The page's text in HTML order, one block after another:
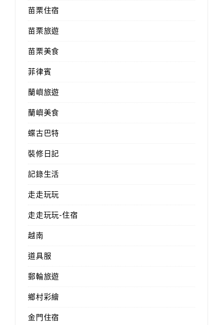
苗栗住宿
苗栗旅遊
苗栗美食
菲律賓
蘭嶼旅遊
蘭嶼美食
蝶古巴特
裝修日記
記錄生活
走走玩玩
走走玩玩-住宿
越南
道具服
郵輪旅遊
鄉村彩繪
金門住宿